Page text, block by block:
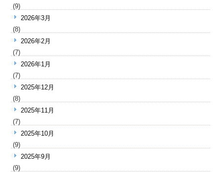
(9)
2026年3月
(8)
2026年2月
(7)
2026年1月
(7)
2025年12月
(8)
2025年11月
(7)
2025年10月
(9)
2025年9月
(9)